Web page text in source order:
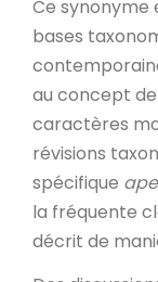
Ce synonyme
bases
au concept de
caractères
révisions
spécifique
la fréquente
décrit de